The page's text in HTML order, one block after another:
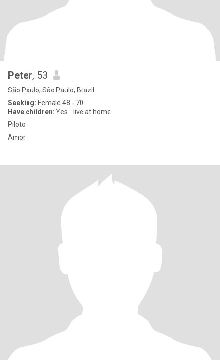
Peter, 53
São Paulo, São Paulo, Brazil
Seeking: Female 48 - 70
Have children: Yes - live at home
Piloto
Amor